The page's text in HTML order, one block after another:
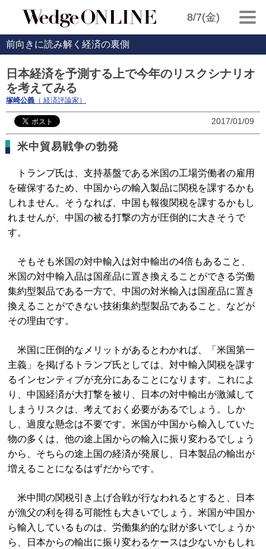
8/7(金)
前向きに読み解く経済の裏側
日本経済を予測する上で今年のリスクシナリオ
を考えてみる
塚崎公義 （ 経済評論家）
2017/01/09
米中貿易戦争の勃発
トランプ氏は、支持基盤である米国の工場労働者の雇用
を確保するため、中国からの輸入製品に関税を課するかも
しれません。そうなれば、中国も報復関税を課するかもし
れませんが、中国の被る打撃の方が圧倒的に大きそうで
す。
そもそも米国の対中輸入は対中輸出の4倍もあること、
米国の対中輸入品は国産品に置き換えることができる労働
集約型製品である一方で、中国の対米輸入は国産品に置き
換えることができない技術集約型製品であること、などが
その理由です。
米国に圧倒的なメリットがあるとわかれば、「米国第一
主義」を掲げるトランプ氏としては、対中輸入関税を課す
るインセンティブが充分にあることになります。これによ
り、中国経済が大打撃を被り、日本の対中輸出が激減して
しまうリスクは、考えておく必要があるでしょう。しか
し、過度な懸念は不要です。米国が中国から輸入していた
物の多くは、他の途上国からの輸入に振り変わるでしょう
から、そちらの途上国の経済が発展し、日本製品の輸出が
増えることになるはずだからです。
米中間の関税引き上げ合戦が行なわれるとすると、日本
が漁父の利を得る可能性も大きいでしょう。米国が中国か
ら輸入しているものは、労働集約的な財が多いでしょうか
ら、日本からの輸出に振り変わるケースは少ないかもしれ